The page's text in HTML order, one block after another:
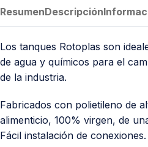
ResumenDescripción
Los tanques Rotoplas son
de agua y químicos para el
de la industria.
Fabricados con polietileno de
alimenticio, 100% virgen, de
Fácil instalación de conexiones.